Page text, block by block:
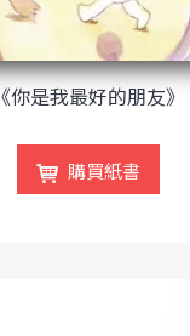
《你是我最好的朋友》
購買紙書